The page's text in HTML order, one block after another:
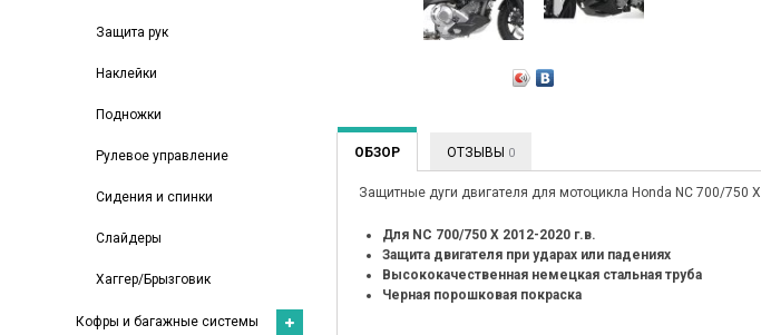
Защита рук
Наклейки
Подножки
Рулевое управление
Сидения и спинки
Слайдеры
Хаггер/Брызговик
Кофры и багажные системы
ОБЗОР ОТЗЫВЫ 0
Защитные дуги двигателя для мотоцикла Honda NC 700/750 X
Для NC 700/750 X 2012-2020 г.в.
Защита двигателя при ударах или падениях
Высококачественная немецкая стальная труба
Черная порошковая покраска